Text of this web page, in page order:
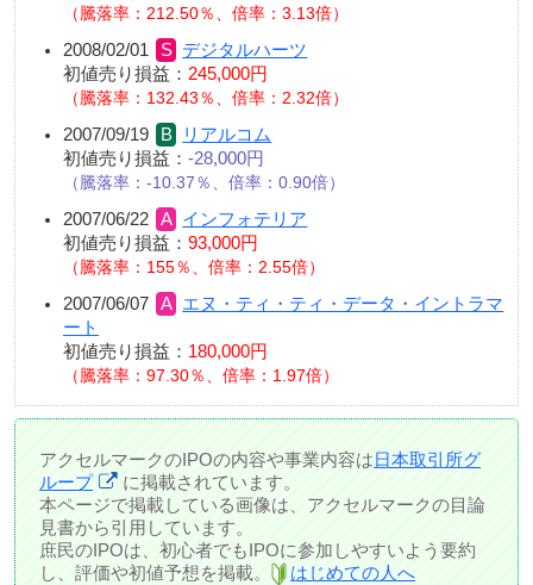
騰落率：212.50％、倍率：3.13倍
2008/02/01
デジタルハーツ
初値売り損益： 245,000円
騰落率：132.43％、倍率：2.32倍
2007/09/19
リアルコム
初値売り損益： -28,000円
騰落率：-10.37％、倍率：0.90倍
2007/06/22
インフォテリア
初値売り損益： 93,000円
騰落率：155％、倍率：2.55倍
2007/06/07
エヌ・ティ・ティ・データ・イントラマ
ート
初値売り損益： 180,000円
騰落率：97.30％、倍率：1.97倍
アクセルマークのIPOの内容や事業内容は日本取引所グ
ループ
に掲載されています。
本ページで掲載している画像は、アクセルマークの目論
見書から引用しています。
庶民のIPOは、初心者でもIPOに参加しやすいよう要約
し、評価や初値予想を掲載。
はじめての人へ